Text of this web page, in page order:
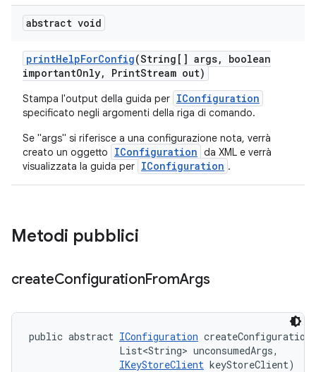
abstract void
printHelpForConfig(String[] args,
boolean
importantOnly, PrintStream out)
Stampa l'output della guida per IConfiguration
specificato negli argomenti della riga di comando.
Se "args" si riferisce a una configurazione nota, verrà
creato un oggetto
IConfiguration da XML e verrà
visualizzata la guida per IConfiguration .
Metodi pubblici
createConfigurationFromArgs
public abstract IConfiguration
                List<String> unconsumedArgs,
IKeyStoreClient keyStoreClient)